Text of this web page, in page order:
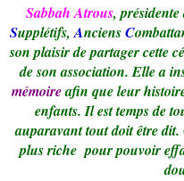
Sabbah Atrous, présidente
Supplétifs,AnciensC
son plaisir de partager cette
de son association. Elle a
mémoireafin que leur
enfants. Il est temps de
auparavant tout doit être
plus riche pour pouvoir